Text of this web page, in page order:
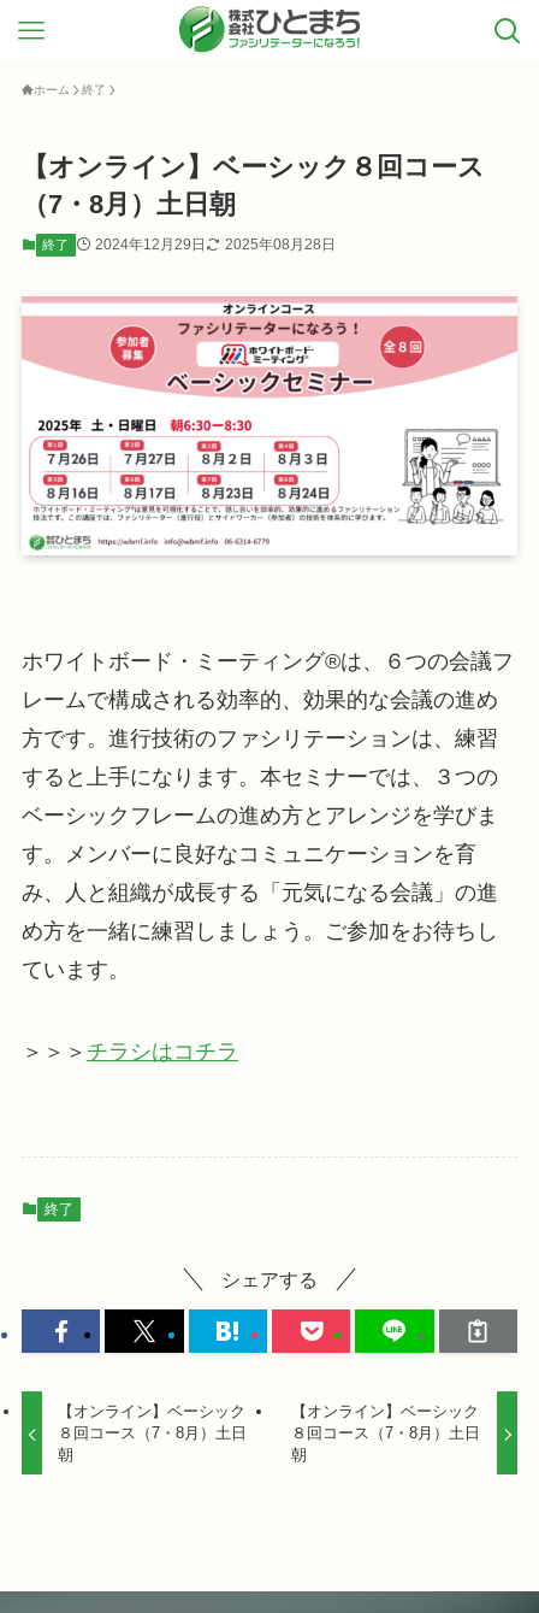
ホーム 終了
【オンライン】ベーシック８回コース
（7・8月）土日朝
終了 2024年12月29日 2025年08月28日
ホワイトボード・ミーティング®は、６つの会議フ
レームで構成される効率的、効果的な会議の進め
方です。進行技術のファシリテーションは、練習
すると上手になります。本セミナーでは、３つの
ベーシックフレームの進め方とアレンジを学びま
す。メンバーに良好なコミュニケーションを育
み、人と組織が成長する「元気になる会議」の進
め方を一緒に練習しましょう。ご参加をお待ちし
ています。
＞＞＞ チラシはコチラ
終了
シェアする
【オンライン】ベーシック
８回コース（7・8月）土日
朝
【オンライン】ベーシック
８回コース（7・8月）土日
朝